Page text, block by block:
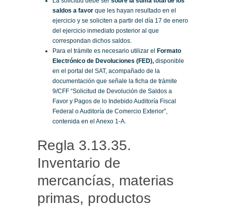
saldos a favor que les hayan resultado en el
ejercicio y se soliciten a partir del día 17 de enero
del ejercicio inmediato posterior al que
correspondan dichos saldos.
Para el trámite es necesario utilizar el
Formato
Electrónico de Devoluciones (FED), disponible
en el portal del SAT, acompañado de la
documentación que señale la ficha de trámite
9/CFF “Solicitud de Devolución de Saldos a
Favor y Pagos de lo Indebido Auditoría Fiscal
Federal o Auditoría de Comercio Exterior”,
contenida en el Anexo 1-A.
Regla 3.13.35.
Inventario de
mercancías, materias
primas, productos